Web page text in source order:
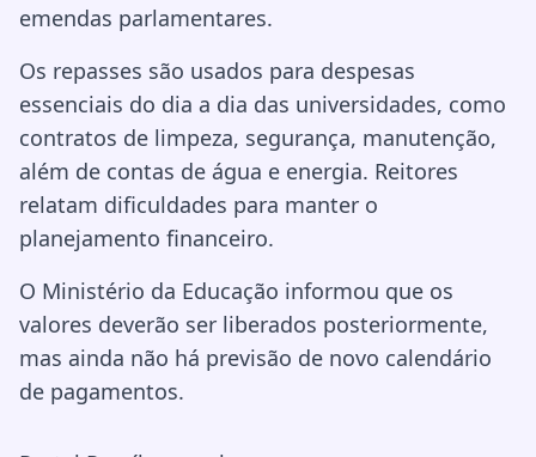
emendas parlamentares.
Os repasses são usados para despesas
essenciais do dia a dia das universidades, como
contratos de limpeza, segurança, manutenção,
além de contas de água e energia. Reitores
relatam dificuldades para manter o
planejamento financeiro.
O Ministério da Educação informou que os
valores deverão ser liberados posteriormente,
mas ainda não há previsão de novo calendário
de pagamentos.